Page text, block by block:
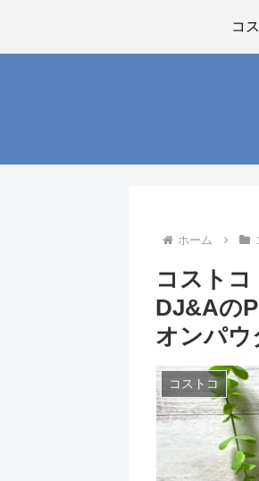
コ
ホーム
コスト
DJ&Aの
オンパウ
コストコ